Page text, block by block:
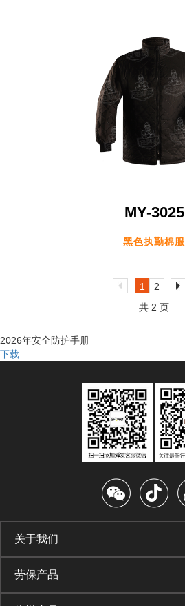
MY-3025
黑色执勤棉服
1
2
共 2 页
2026年安全防护手册
下载
关于我们
劳保产品